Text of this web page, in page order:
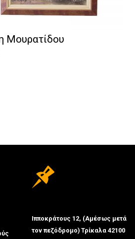
Μουρατίδου
Ιπποκράτους 12, (Αμέσως μετά
τον πεζόδρομο) Τρίκαλα 42100